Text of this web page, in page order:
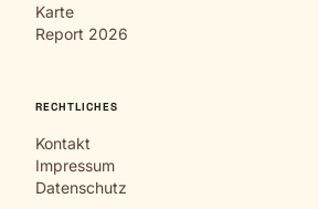
Karte
Report 2026
RECHTLICHES
Kontakt
Impressum
Datenschutz